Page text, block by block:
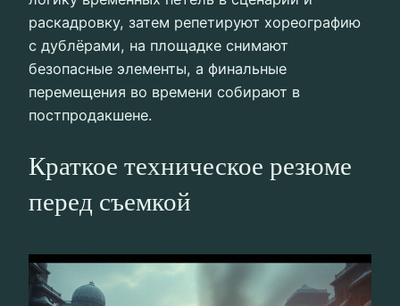
раскадровку, затем репетируют хореографию
с дублёрами, на площадке снимают
безопасные элементы, а финальные
перемещения во времени собирают в
постпродакшене.
Краткое техническое резюме
перед съемкой